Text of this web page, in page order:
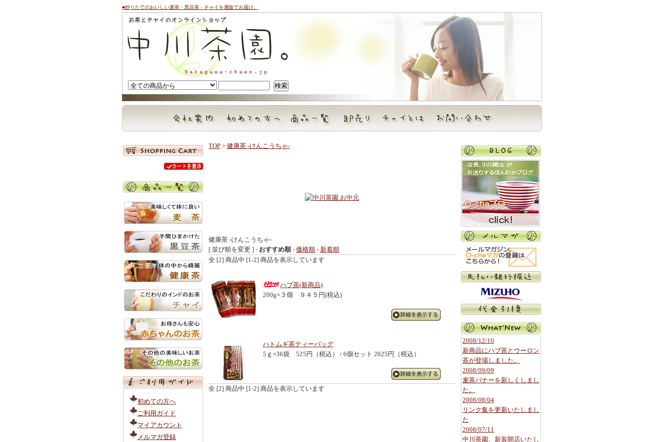
■炒りたてのおいしい麦茶・黒豆茶・チャイを通販でお届け。
TOP > 健康茶 -けんこうちゃ-
健康茶 -けんこうちゃ-
[ 並び順を変更 ] - おすすめ順- 価格順 - 新着順
全 [2] 商品中 [1-2] 商品を表示しています
ハブ茶(新商品)
200g×３個 ９４５円(税込)
ハトムギ茶ティーバッグ
5ｇ×36袋 525円（税込） / 6個セット 2625円（税込）
全 [2] 商品中 [1-2] 商品を表示しています
初めての方へ
ご利用ガイド
マイアカウント
メルマガ登録
2008/12/10
新商品にハブ茶とウーロン
茶が登場しました。
2008/09/09
麦茶バナーを新しくしまし
た。
2008/08/04
リンク集を更新いたしまし
た
2008/07/11
中川茶園、新装開店いたし